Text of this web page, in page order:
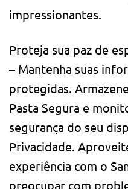
impressionantes.
Proteja sua paz de
– Mantenha suas
protegidas.
Pasta Segura e
segurança do seu
Privacidade.
experiência com o
preocupar com